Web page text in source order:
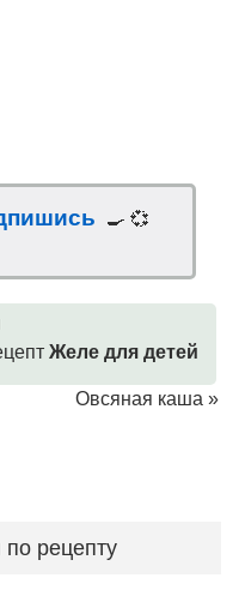
🍳 💞
Желе для детей
Овсяная каша »
рецепту